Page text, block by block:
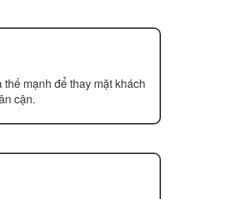
mạnh để thay mặt khách
cận.